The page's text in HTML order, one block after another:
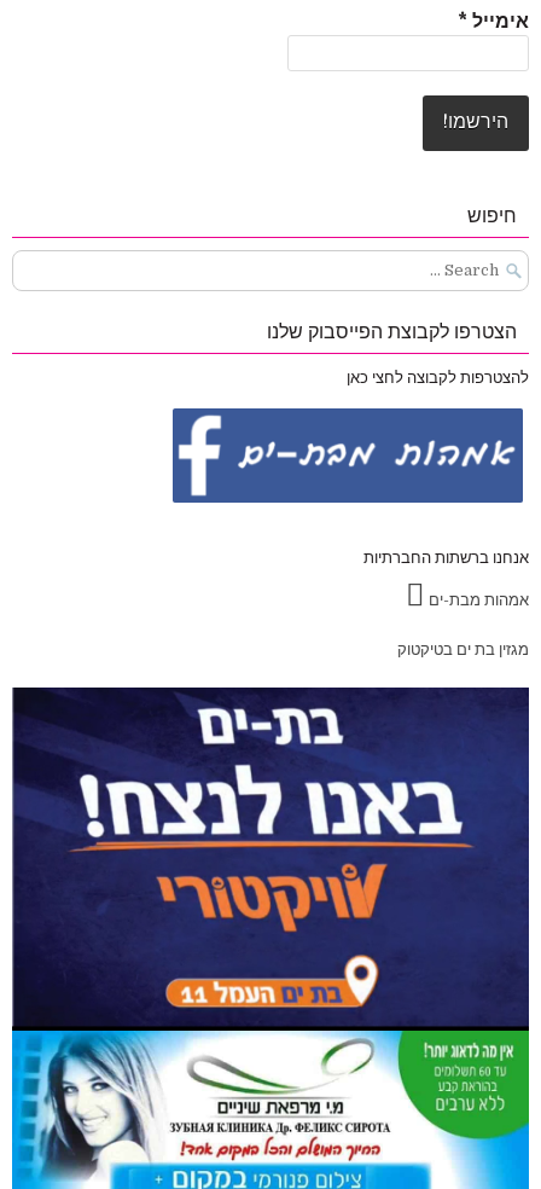
אימייל *
חיפוש
Search
for:
הצטרפו לקבוצת הפייסבוק שלנו
להצטרפות לקבוצה לחצי כאן
אנחנו ברשתות החברתיות
אמהות מבת-ים
מגזין בת ים בטיקטוק